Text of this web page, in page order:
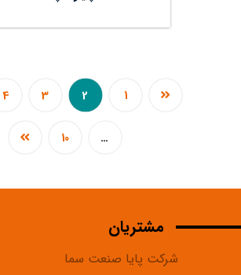
1
2
3
4
…
10
مشتریان
شرکت پایا صنعت سما